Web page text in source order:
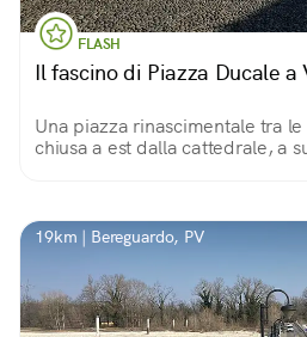
FLASH
Il fascino di Piazza Ducale a
Una piazza rinascimentale tra
chiusa a est dalla cattedrale, a
19km | Bereguardo, PV